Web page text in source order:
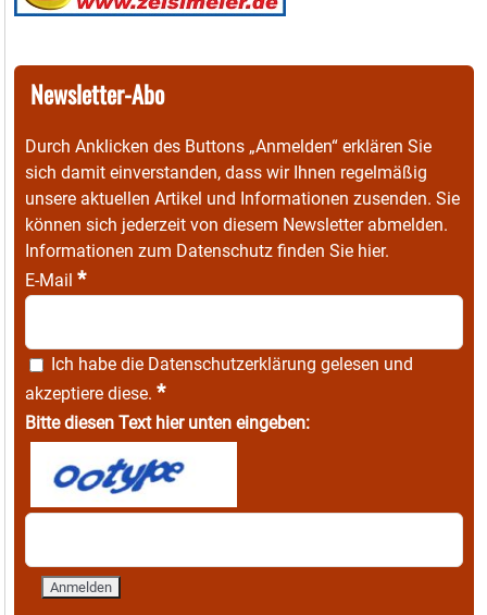
Newsletter-Abo
Durch Anklicken des Buttons „Anmelden“ erklären Sie
sich damit einverstanden, dass wir Ihnen regelmäßig
unsere aktuellen Artikel und Informationen zusenden. Sie
können sich jederzeit von diesem Newsletter abmelden.
Informationen zum Datenschutz finden Sie hier.
E-Mail *
Ich habe die Datenschutzerklärung gelesen und
akzeptiere diese. *
Bitte diesen Text hier unten eingeben: